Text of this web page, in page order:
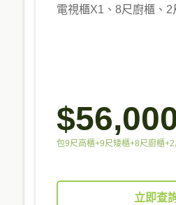
電視櫃X1、8尺廚櫃、2
包9尺高櫃+9尺矮櫃+8尺廚櫃
立即查